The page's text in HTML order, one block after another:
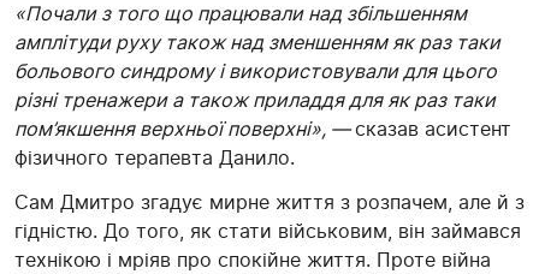
«Почали з того що працювали над збільшенням
амплітуди руху також над зменшенням як раз таки
больового синдрому і використовували для цього
різні тренажери а також приладдя для як раз таки
пом’якшення верхньої поверхні», —сказав асистент
фізичного терапевта Данило.
Сам Дмитро згадує мирне життя з розпачем, але й з
гідністю. До того, як стати військовим, він займався
технікою і мріяв про спокійне життя. Проте війна